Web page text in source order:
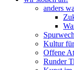
anders
Kultur
Offene
Runder